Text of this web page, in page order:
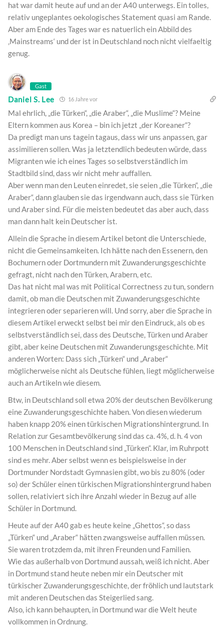
hat war damit heute auf und an der A40 unterwegs. Ein tolles,
relativ ungeplantes oekologisches Statement quasi am Rande.
Aber am Ende des Tages war es natuerlich ein Abbild des
‚Mainstreams‘ und der ist in Deutschland noch nicht vielfaeltig
genug.
Gast
Daniel S. Lee 16 Jahre vor
Mal ehrlich, „die Türken“, „die Araber“, „die Muslime“? Meine
Eltern kommen aus Korea – bin ich jetzt „der Koreaner“?
Da predigt man uns tagein tagaus, dass wir uns anpassen, gar
assimilieren sollen. Was ja letztendlich bedeuten würde, dass
Migranten wie ich eines Tages so selbstverständlich im
Stadtbild sind, dass wir nicht mehr auffallen.
Aber wenn man den Leuten einredet, sie seien „die Türken“, „die
Araber“, dann glauben sie das irgendwann auch, dass sie Türken
und Araber sind. Für die meisten bedeutet das aber auch, dass
man dann halt kein Deutscher ist.
Allein die Sprache in diesem Artikel betont die Unterschiede,
nicht die Gemeinsamkeiten. Ich hätte nach den Essenern, den
Bochumern oder Dortmundern mit Zuwanderungsgeschichte
gefragt, nicht nach den Türken, Arabern, etc.
Das hat nicht mal was mit Political Correctness zu tun, sondern
damit, ob man die Deutschen mit Zuwanderungsgeschichte
integrieren oder separieren will. Und sorry, aber die Sprache in
diesem Artikel erweckt selbst bei mir den Eindruck, als ob es
selbstverständlich sei, dass des Deutsche, Türken und Araber
gibt, aber keine Deutschen mit Zuwanderungsgeschichte. Mit
anderen Worten: Dass sich „Türken“ und „Araber“
möglicherweise nicht als Deutsche fühlen, liegt möglicherweise
auch an Artikeln wie diesem.
Btw, in Deutschland soll etwa 20% der deutschen Bevölkerung
eine Zuwanderungsgeschichte haben. Von diesen wiederum
haben knapp 20% einen türkischen Migrationshintergrund. In
Relation zur Gesamtbevölkerung sind das ca. 4%, d. h. 4 von
100 Menschen in Deutschland sind „Türken“. Klar, im Ruhrpott
sind es mehr. Aber selbst wenn es beispielsweise in der
Dortmunder Nordstadt Gymnasien gibt, wo bis zu 80% (oder
so) der Schüler einen türkischen Migrationshintergrund haben
sollen, relativiert sich ihre Anzahl wieder in Bezug auf alle
Schüler in Dortmund.
Heute auf der A40 gab es heute keine „Ghettos“, so dass
„Türken“ und „Araber“ hätten zwangsweise auffallen müssen.
Sie waren trotzdem da, mit ihren Freunden und Familien.
Wie das außerhalb von Dortmund aussah, weiß ich nicht. Aber
in Dortmund stand heute neben mir ein Deutscher mit
türkischer Zuwanderungsgeschichte, der fröhlich und lautstark
mit anderen Deutschen das Steigerlied sang.
Also, ich kann behaupten, in Dortmund war die Welt heute
vollkommen in Ordnung.